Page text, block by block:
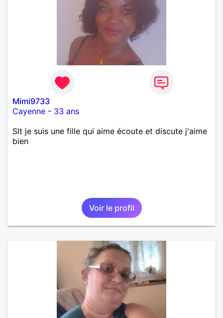
Mimi9733
Cayenne - 33 ans
Slt je suis une fille qui aime écoute et discute j'aime
bien
Voir le profil